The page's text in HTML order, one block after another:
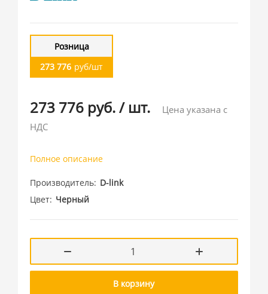
Розница
273 776 руб/шт
273 776 руб./ шт.
Цена указана с
НДС
Полное описание
Производитель D-link
Цвет Черный
В корзину